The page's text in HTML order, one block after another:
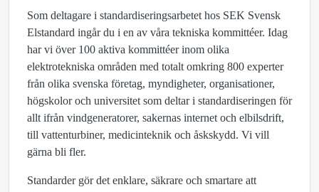
Som deltagare i standardiseringsarbetet hos SEK Svensk
Elstandard ingår du i en av våra tekniska kommittéer. Idag
har vi över 100 aktiva kommittéer inom olika
elektrotekniska områden med totalt omkring 800 experter
från olika svenska företag, myndigheter, organisationer,
högskolor och universitet som deltar i standardiseringen för
allt ifrån vindgeneratorer, sakernas internet och elbilsdrift,
till vattenturbiner, medicinteknik och åskskydd. Vi vill
gärna bli fler.
Standarder gör det enklare, säkrare och smartare att